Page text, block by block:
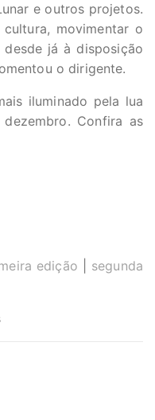
e outros projetos.
movimentar o
já à disposição
o dirigente.
iluminado pela lua
Confira as
edição
segunda